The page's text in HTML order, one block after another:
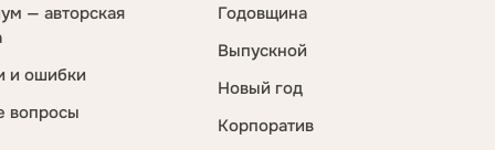
— авторская
и ошибки
вопросы
Годовщина
Выпускной
Новый год
Корпоратив